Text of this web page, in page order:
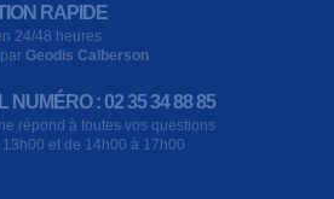
RAPIDE
24/48 heures
Geodis Calberson
NUMÉRO : 02 35 34 88 85
répond à toutes vos questions
13h00 et de 14h00 à 17h00